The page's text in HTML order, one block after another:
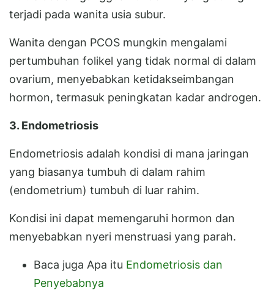
terjadi pada wanita usia subur.
Wanita dengan PCOS mungkin mengalami
pertumbuhan folikel yang tidak normal di dalam
ovarium, menyebabkan ketidakseimbangan
hormon, termasuk peningkatan kadar androgen.
3. Endometriosis
Endometriosis adalah kondisi di mana jaringan
yang biasanya tumbuh di dalam rahim
(endometrium) tumbuh di luar rahim.
Kondisi ini dapat memengaruhi hormon dan
menyebabkan nyeri menstruasi yang parah.
Baca juga Apa itu Endometriosis dan
Penyebabnya